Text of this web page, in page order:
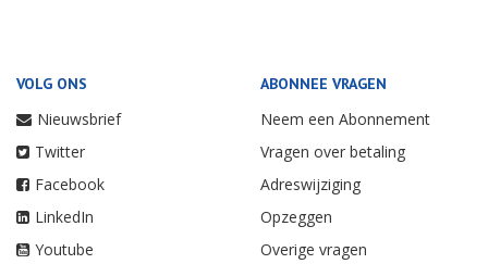
VOLG ONS
Nieuwsbrief
Twitter
Facebook
LinkedIn
Youtube
ABONNEE VRAGEN
Neem een Abonnement
Vragen over betaling
Adreswijziging
Opzeggen
Overige vragen